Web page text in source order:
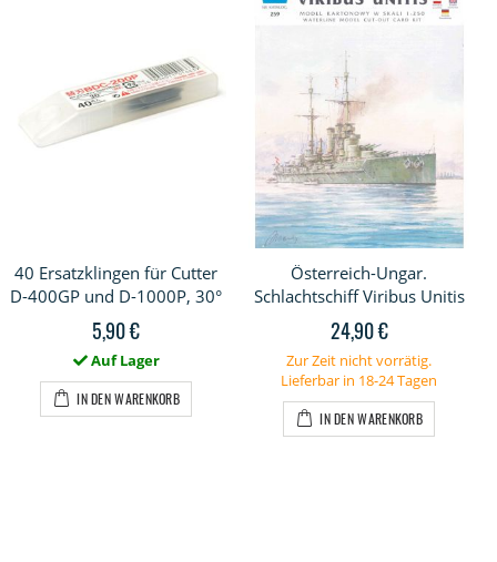
40 Ersatzklingen für Cutter
D-400GP und D-1000P, 30°
5,90 €
Auf Lager
IN DEN WARENKORB
Österreich-Ungar.
Schlachtschiff Viribus Unitis
24,90 €
Zur Zeit nicht vorrätig.
Lieferbar in 18-24 Tagen
IN DEN WARENKORB